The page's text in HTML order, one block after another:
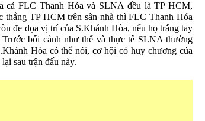
cả FLC Thanh Hóa và SLNA đều là TP HCM,
thắng TP HCM trên sân nhà thì FLC Thanh Hóa
đe dọa vị trí của S.Khánh Hòa, nếu họ trắng tay
bối cảnh như thế và thực tế SLNA thường
Hòa có thể nói, cơ hội có huy chương của
sau trận đấu này.